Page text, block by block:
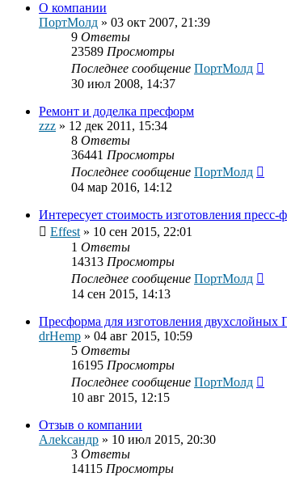
О компании
ПортМолд » 03 окт 2007, 21:39
9 Ответы
23589 Просмотры
Последнее сообщение ПортМолд
30 июл 2008, 14:37
Ремонт и доделка пресформ
zzz » 12 дек 2011, 15:34
8 Ответы
36441 Просмотры
Последнее сообщение ПортМолд
04 мар 2016, 14:12
Интересует стоимость изготовления пресс-
Effest» 10 сен 2015, 22:01
1 Ответы
14313 Просмотры
Последнее сообщение ПортМолд
14 сен 2015, 14:13
Пресформа для изготовления двухслойных
drHemp » 04 авг 2015, 10:59
5 Ответы
16195 Просмотры
Последнее сообщение ПортМолд
10 авг 2015, 12:15
Отзыв о компании
Алekcaндр » 10 июл 2015, 20:30
3 Ответы
14115 Просмотры